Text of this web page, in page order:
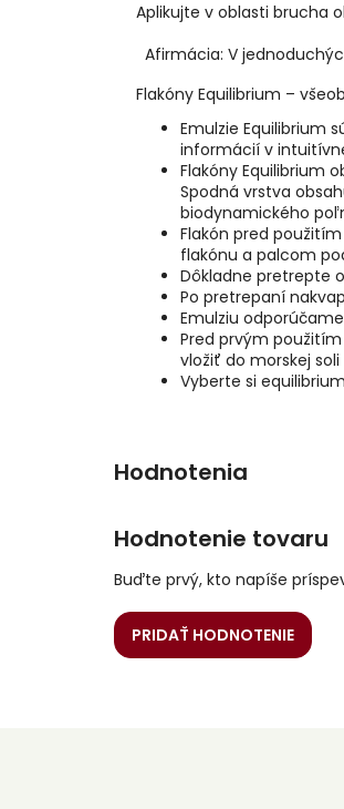
Aplikujte v oblasti brucha
Afirmácia: V
Flakóny Equilibrium –
Emulzie Equilibrium
informácií v
Flakóny Equilibrium
Spodná vrstva
biodynamického
Flakón pred
flakónu a palcom
Dôkladne pretrepte
Po pretrepaní
Emulziu
Pred prvým
vložiť do morskej
Vyberte si
Hodnotenie tovaru
Buďte prvý, kto napíše
PRIDAŤ HODNOTENIE